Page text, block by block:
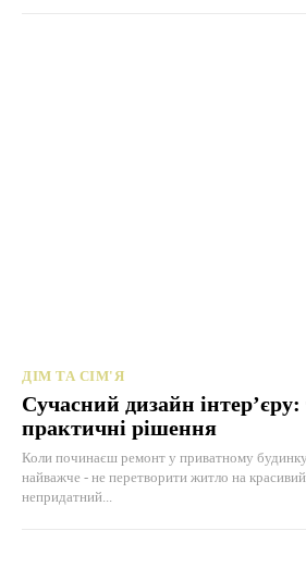
ДІМ ТА СІМ'Я
Сучасний дизайн
практичні рішення
Коли починаєш ремонт у приватному будинку
найважче - не перетворити житло на
непридатний...